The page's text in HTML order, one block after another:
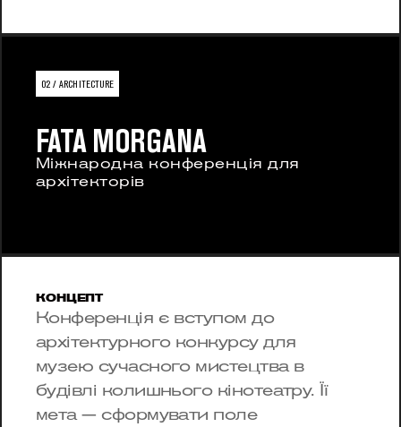
02 / ARCHITECTURE
FATA MORGANA
Міжнародна конференція для
архітекторів
КОНЦЕПТ
Конференція є вступом до
архітектурного конкурсу для
музею сучасного мистецтва в
будівлі колишнього кінотеатру. Її
мета — сформувати поле